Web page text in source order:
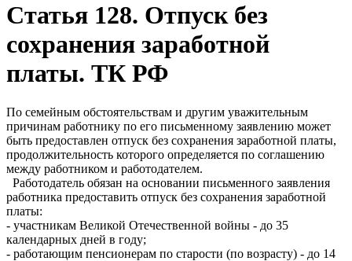
Статья 128. Отпуск без
сохранения заработной
платы. ТК РФ
По семейным обстоятельствам и другим уважительным
причинам работнику по его письменному заявлению может
быть предоставлен отпуск без сохранения заработной платы,
продолжительность которого определяется по соглашению
между работником и работодателем.
Работодатель обязан на основании письменного заявления
работника предоставить отпуск без сохранения заработной
платы:
- участникам Великой Отечественной войны - до 35
календарных дней в году;
- работающим пенсионерам по старости (по возрасту) - до 14